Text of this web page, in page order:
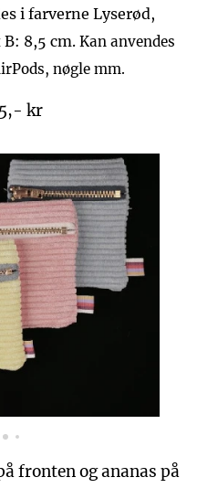
i farverne Lyserød,
8,5 cm. Kan anvendes
nøgle mm.
kr
fronten og ananas på